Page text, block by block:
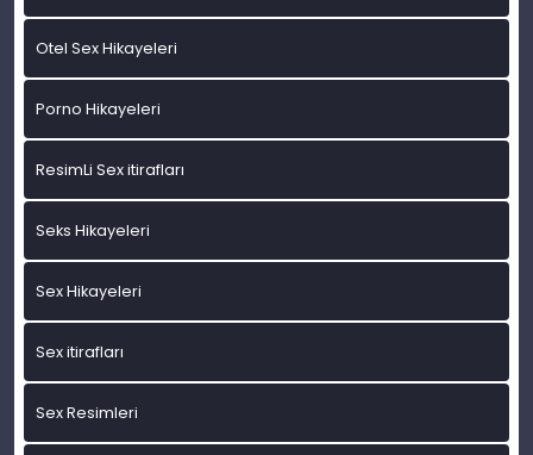
Otel Sex Hikayeleri
Porno Hikayeleri
ResimLi Sex itirafları
Seks Hikayeleri
Sex Hikayeleri
Sex itirafları
Sex Resimleri